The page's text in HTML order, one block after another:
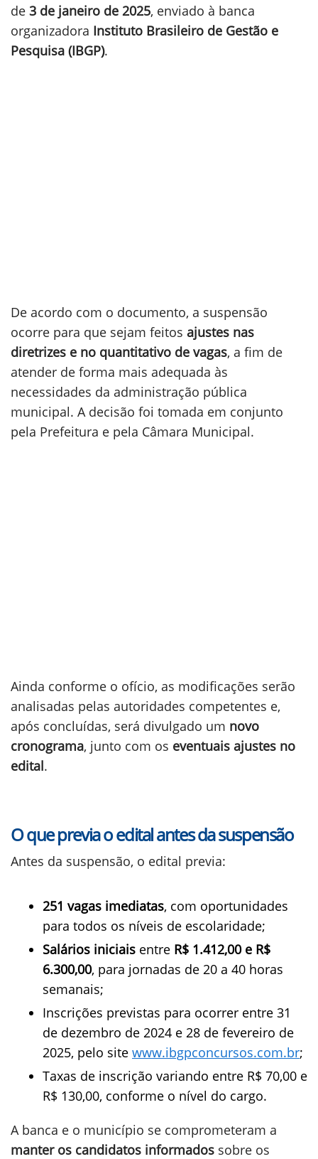
de 3 de janeiro de 2025, enviado à banca
organizadora Instituto Brasileiro de Gestão e
Pesquisa (IBGP).
De acordo com o documento, a suspensão
ocorre para que sejam feitos ajustes nas
diretrizes e no quantitativo de vagas, a fim de
atender de forma mais adequada às
necessidades da administração pública
municipal. A decisão foi tomada em conjunto
pela Prefeitura e pela Câmara Municipal.
Ainda conforme o ofício, as modificações serão
analisadas pelas autoridades competentes e,
após concluídas, será divulgado um novo
cronograma, junto com os eventuais ajustes no
edital.
O que previa o edital antes da suspensão
Antes da suspensão, o edital previa:
251 vagas imediatas, com oportunidades
para todos os níveis de escolaridade;
Salários iniciais entre R$ 1.412,00 e R$
6.300,00, para jornadas de 20 a 40 horas
semanais;
Inscrições previstas para ocorrer entre 31
de dezembro de 2024 e 28 de fevereiro de
2025, pelo site www.ibgpconcursos.com.br;
Taxas de inscrição variando entre R$ 70,00 e
R$ 130,00, conforme o nível do cargo.
A banca e o município se comprometeram a
manter os candidatos informados sobre os